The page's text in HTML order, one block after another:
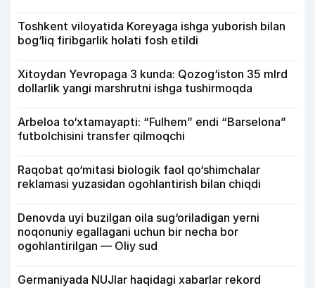
Toshkent viloyatida Koreyaga ishga yuborish bilan
bog‘liq firibgarlik holati fosh etildi
Xitoydan Yevropaga 3 kunda: Qozog‘iston 35 mlrd
dollarlik yangi marshrutni ishga tushirmoqda
Arbeloa to‘xtamayapti: “Fulhem” endi “Barselona”
futbolchisini transfer qilmoqchi
Raqobat qo‘mitasi biologik faol qo‘shimchalar
reklamasi yuzasidan ogohlantirish bilan chiqdi
Denovda uyi buzilgan oila sug‘oriladigan yerni
noqonuniy egallagani uchun bir necha bor
ogohlantirilgan — Oliy sud
Germaniyada NUJlar haqidagi xabarlar rekord